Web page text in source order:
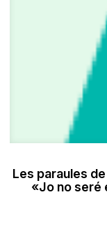
Les paraules
«Jo no seré